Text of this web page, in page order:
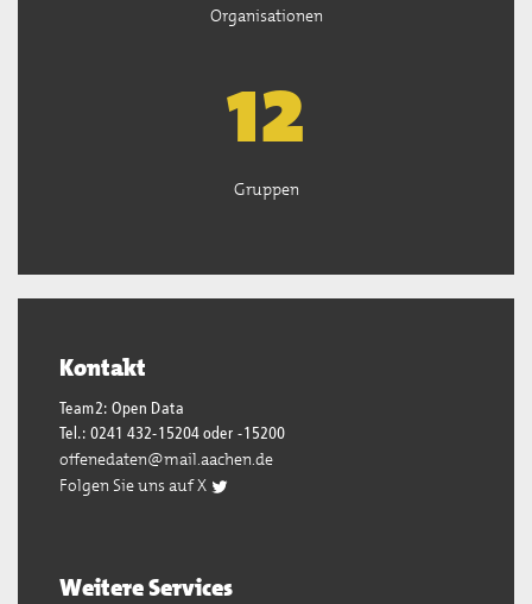
Organisationen
13
Gruppen
Kontakt
Team2: Open Data
Tel.: 0241 432-15204 oder -15200
offenedaten@mail.aachen.de
Folgen Sie uns auf X
Weitere Services